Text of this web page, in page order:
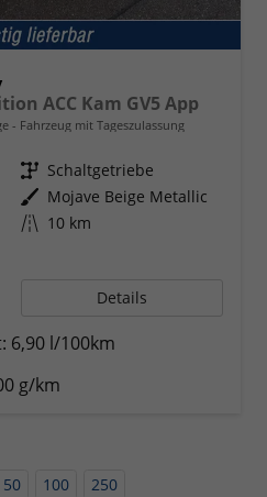
ACC Kam GV5 App
Fahrzeug mit Tageszulassung
Getriebe Schaltgetriebe
Außenfarbe Mojave Beige Metallic
Kilometerstand 10 km
Details
6,90 l/100km
g/km
50 100 250